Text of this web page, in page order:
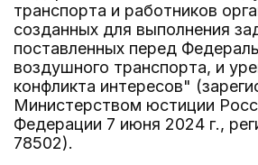
транспорта и работников
созданных для выполнения
поставленных перед
воздушного транспорта, и
конфликта интересов"
Министерством юстиции
Федерации 7 июня 2024 г.,
78502).